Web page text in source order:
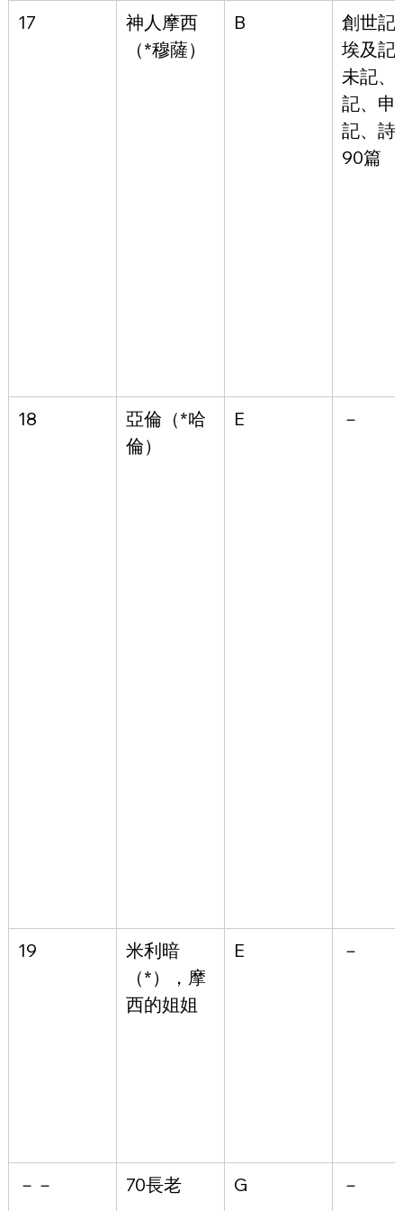
17 神人摩西
（*穆薩）
B
創世記
埃及記
未記、
記、申
記、詩
90篇
18
亞倫（*哈
倫）
E －
19
米利暗
（*），摩
西的姐姐
E －
－－ 70長老 G －